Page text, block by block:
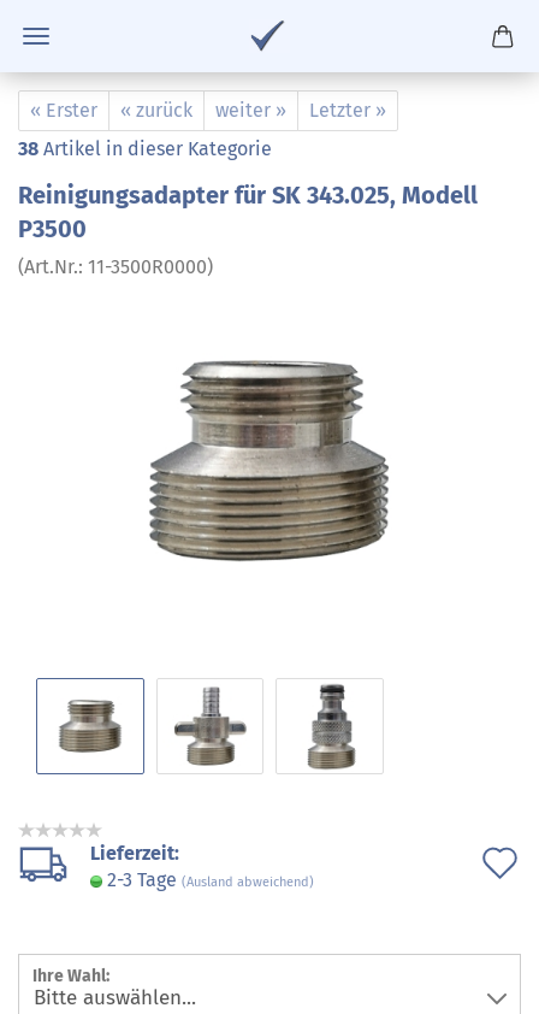
« Erster « zurück weiter »
Letzter »
38 Artikel in dieser Kategorie
Reinigungsadapter für SK 343.025, Modell
P3500
(Art.Nr.: 11-3500R0000)
Lieferzeit:
2-3 Tage (Ausland abweichend)
Ihre Wahl: